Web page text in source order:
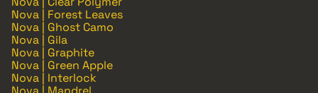
Nova | Forest Leaves
Nova | Ghost Camo
Nova | Gila
Nova | Graphite
Nova | Green Apple
Nova | Interlock